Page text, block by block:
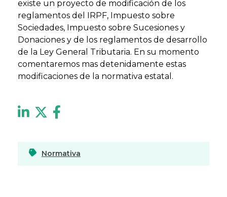
existe un proyecto de modificación de los
reglamentos del IRPF, Impuesto sobre
Sociedades, Impuesto sobre Sucesiones y
Donaciones y de los reglamentos de desarrollo
de la Ley General Tributaria. En su momento
comentaremos mas detenidamente estas
modificaciones de la normativa estatal.
Normativa